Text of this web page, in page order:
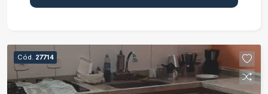
Características do imóvel: 3 dormitórios, sendo 1
Armários planejados nos dormitórios Banheiro
social Ambientes amplos e bem iluminados
Localizado no Conjunto Grécia, em Jacareí, o
Cód. 27714